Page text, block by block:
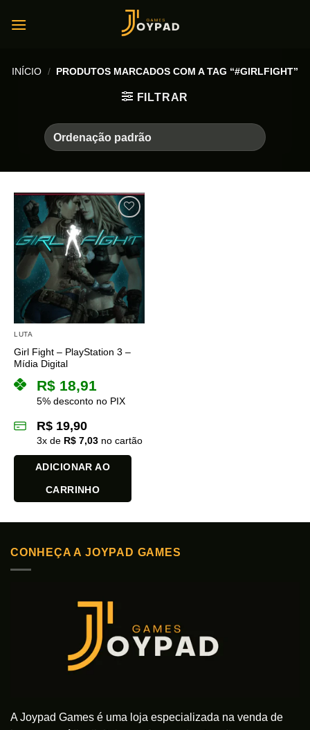
INÍCIO / PRODUTOS MARCADOS COM A TAG “#GIRLFIGHT”
FILTRAR
LUTA
Girl Fight – PlayStation 3 –
Mídia Digital
R$ 18,91
5% desconto no PIX
R$ 19,90
3x de R$ 7,03 no cartão
ADICIONAR AO
CARRINHO
CONHEÇA A JOYPAD GAMES
A Joypad Games é uma loja especializada na venda de